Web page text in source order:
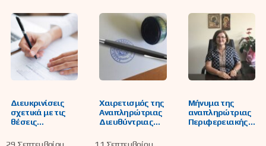
Διεύθυνση Δ.Ε.
Φλώρινας, για
την πανελληνίως
ενιαία πλήρωση
κενών θέσεων
εκπαιδευτικών,
με σκοπό την επί
θητεία
Πρότυπων
Εκκλησιαστικών
Σχολείων
Διευκρινίσεις
σχετικά με τις
θέσεις
σε σχολικές
29 Σεπτεμβρίου,
Χαιρετισμός της
Aναπληρώτριας
Διευθύντριας
Δ.Ε. Φλώρινας
11 Σεπτεμβρίου,
Μήνυμα της
αναπληρώτριας
Περιφερειακής